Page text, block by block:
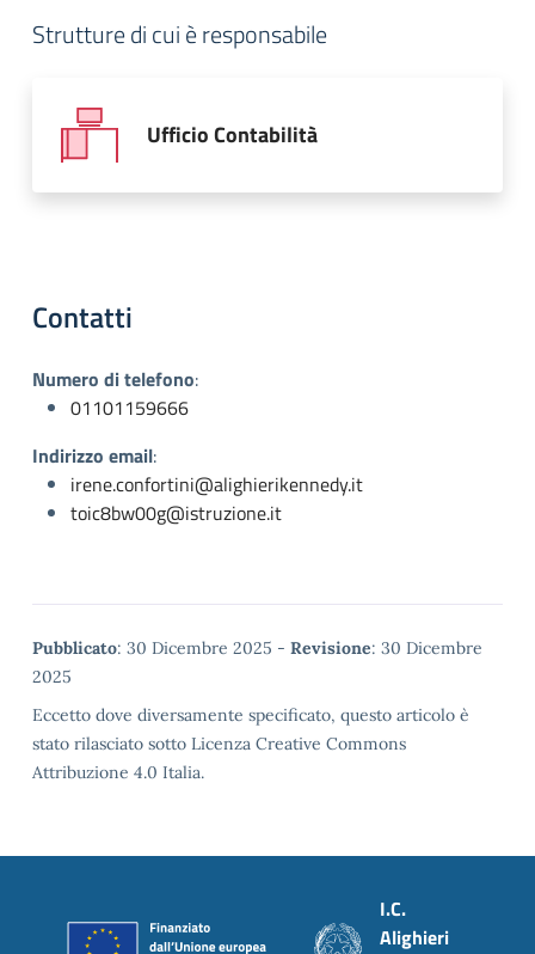
Strutture di cui è responsabile
Ufficio Contabilità
Contatti
Numero di telefono:
01101159666
Indirizzo email:
irene.confortini@alighierikennedy.it
toic8bw00g@istruzione.it
Metadata
Pubblicato: 30 Dicembre 2025 - Revisione: 30 Dicembre
2025
Eccetto dove diversamente specificato, questo articolo è
stato rilasciato sotto Licenza Creative Commons
Attribuzione 4.0 Italia.
I.C.
Alighieri